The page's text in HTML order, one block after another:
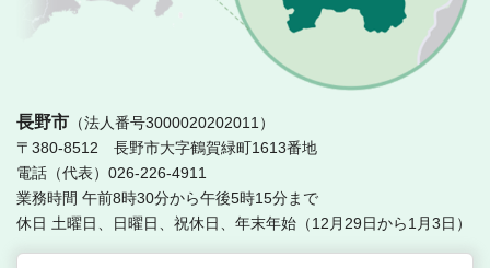
長野市 （法人番号3000020202011）
〒380-8512 長野市大字鶴賀緑町1613番地
電話（代表）026-226-4911
業務時間 午前8時30分から午後5時15分まで
休日 土曜日、日曜日、祝休日、年末年始（12月29日から1月3日）